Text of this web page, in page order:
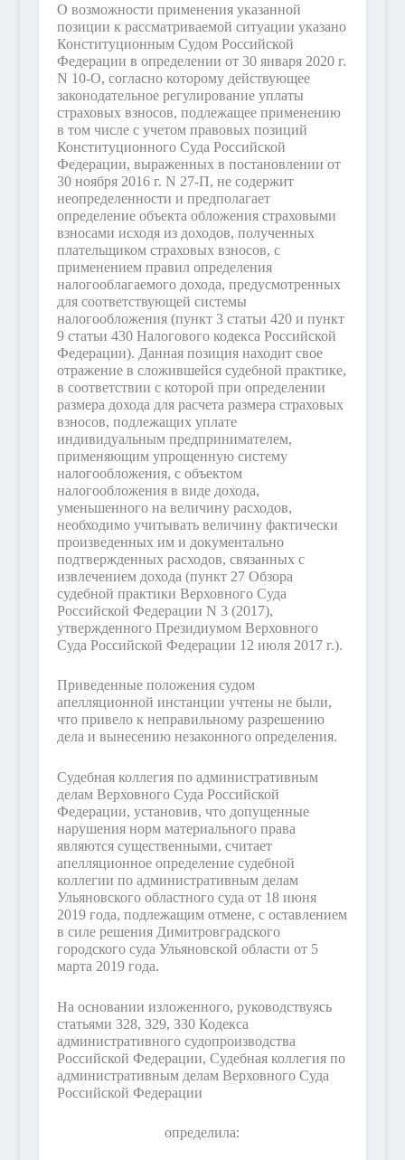
О возможности применения указанной
позиции к рассматриваемой ситуации указано
Конституционным Судом Российской
Федерации в определении от 30 января 2020 г.
N 10-О, согласно которому действующее
законодательное регулирование уплаты
страховых взносов, подлежащее применению
в том числе с учетом правовых позиций
Конституционного Суда Российской
Федерации, выраженных в постановлении от
30 ноября 2016 г. N 27-П, не содержит
неопределенности и предполагает
определение объекта обложения страховыми
взносами исходя из доходов, полученных
плательщиком страховых взносов, с
применением правил определения
налогооблагаемого дохода, предусмотренных
для соответствующей системы
налогообложения (пункт 3 статьи 420 и пункт
9 статьи 430 Налогового кодекса Российской
Федерации). Данная позиция находит свое
отражение в сложившейся судебной практике,
в соответствии с которой при определении
размера дохода для расчета размера страховых
взносов, подлежащих уплате
индивидуальным предпринимателем,
применяющим упрощенную систему
налогообложения, с объектом
налогообложения в виде дохода,
уменьшенного на величину расходов,
необходимо учитывать величину фактически
произведенных им и документально
подтвержденных расходов, связанных с
извлечением дохода (пункт 27 Обзора
судебной практики Верховного Суда
Российской Федерации N 3 (2017),
утвержденного Президиумом Верховного
Суда Российской Федерации 12 июля 2017 г.).
Приведенные положения судом
апелляционной инстанции учтены не были,
что привело к неправильному разрешению
дела и вынесению незаконного определения.
Судебная коллегия по административным
делам Верховного Суда Российской
Федерации, установив, что допущенные
нарушения норм материального права
являются существенными, считает
апелляционное определение судебной
коллегии по административным делам
Ульяновского областного суда от 18 июня
2019 года, подлежащим отмене, с оставлением
в силе решения Димитровградского
городского суда Ульяновской области от 5
марта 2019 года.
На основании изложенного, руководствуясь
статьями 328, 329, 330 Кодекса
административного судопроизводства
Российской Федерации, Судебная коллегия по
административным делам Верховного Суда
Российской Федерации
определила: